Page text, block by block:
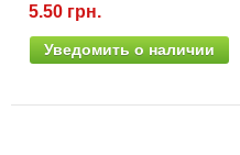
5.50 грн.
Уведомить о наличии